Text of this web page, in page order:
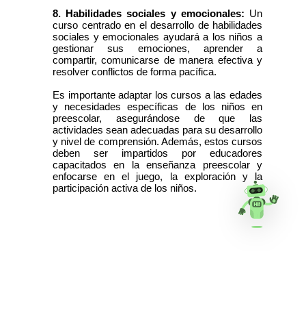
8. Habilidades sociales y emocionales: Un
curso centrado en el desarrollo de habilidades
sociales y emocionales ayudará a los niños a
gestionar sus emociones, aprender a
compartir, comunicarse de manera efectiva y
resolver conflictos de forma pacífica.
Es importante adaptar los cursos a las edades
y necesidades específicas de los niños en
preescolar, asegurándose de que las
actividades sean adecuadas para su desarrollo
y nivel de comprensión. Además, estos cursos
deben ser impartidos por educadores
capacitados en la enseñanza preescolar y
enfocarse en el juego, la exploración y la
participación activa de los niños.